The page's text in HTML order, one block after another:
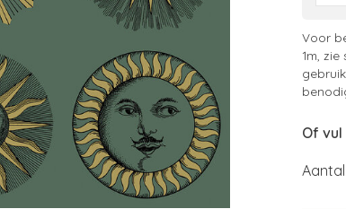
Voor
1m,
Of
Aantal: